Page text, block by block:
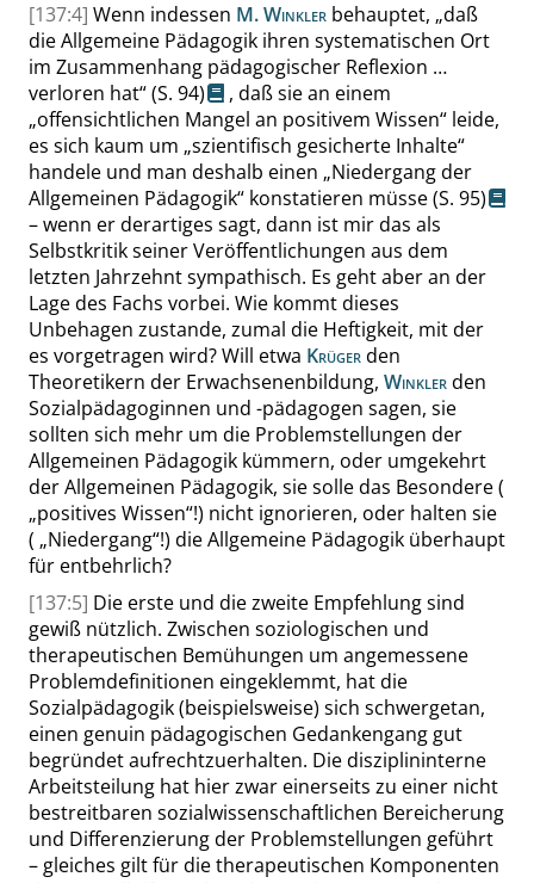
[137:4] Wenn indessen M. Winkler behauptet, „daß
die Allgemeine Pädagogik ihren systematischen Ort
im Zusammenhang pädagogischer Reflexion …
verloren hat“(S. 94)
, daß sie an einem
„offensichtlichen Mangel an positivem Wissen“ leide,
es sich kaum um „szientifisch gesicherte Inhalte“
handele und man deshalb einen „Niedergang der
Allgemeinen Pädagogik“ konstatieren müsse(S. 95)
– wenn er derartiges sagt, dann ist mir das als
Selbstkritik seiner Veröffentlichungen aus dem
letzten Jahrzehnt sympathisch. Es geht aber an der
Lage des Fachs vorbei. Wie kommt dieses
Unbehagen zustande, zumal die Heftigkeit, mit der
es vorgetragen wird? Will etwa Krügerden
Theoretikern der Erwachsenenbildung, Winklerden
Sozialpädagoginnen und -pädagogen sagen, sie
sollten sich mehr um die Problemstellungen der
Allgemeinen Pädagogik kümmern, oder umgekehrt
der Allgemeinen Pädagogik, sie solle das Besondere (
„positives Wissen“!) nicht ignorieren, oder halten sie
( „Niedergang“!) die Allgemeine Pädagogik überhaupt
für entbehrlich?
[137:5] Die erste und die zweite Empfehlung sind
gewiß nützlich. Zwischen soziologischen und
therapeutischen Bemühungen um angemessene
Problemdefinitionen eingeklemmt, hat die
Sozialpädagogik (beispielsweise) sich schwergetan,
einen genuin pädagogischen Gedankengang gut
begründet aufrechtzuerhalten. Die disziplininterne
Arbeitsteilung hat hier zwar einerseits zu einer nicht
bestreitbaren sozialwissenschaftlichen Bereicherung
und Differenzierung der Problemstellungen geführt
– gleiches gilt für die therapeutischen Komponenten